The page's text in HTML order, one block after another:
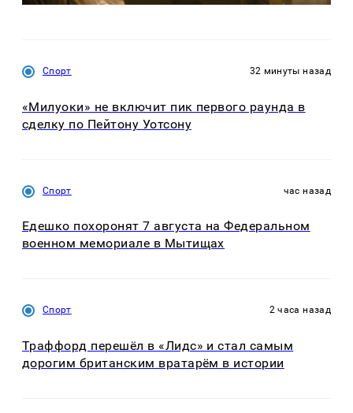
Спорт 32 минуты назад
«Милуоки» не включит пик первого раунда в
сделку по Пейтону Уотсону
Спорт час назад
Едешко похоронят 7 августа на Федеральном
военном мемориале в Мытищах
Спорт 2 часа назад
Траффорд перешёл в «Лидс» и стал самым
дорогим британским вратарём в истории